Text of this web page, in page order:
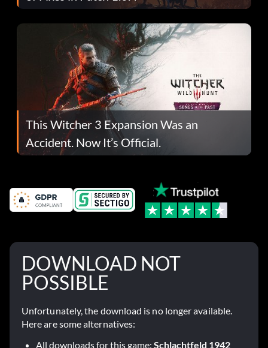
This Witcher 3 Expansion Was an
Accident. Now It’s Official.
DOWNLOAD NOT
POSSIBLE
Unfortunately, the download is no longer available.
Here are some alternatives:
All downloads for this game: Schlachtfeld 1942